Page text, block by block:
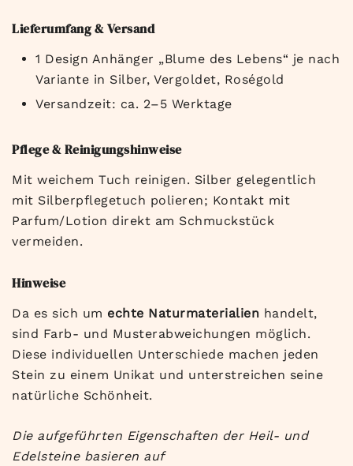
Lieferumfang & Versand
1 Design Anhänger „Blume des Lebens“ je nach
Variante in Silber, Vergoldet, Roségold
Versandzeit: ca. 2–5 Werktage
Pflege & Reinigungshinweise
Mit weichem Tuch reinigen. Silber gelegentlich
mit Silberpflegetuch polieren; Kontakt mit
Parfum/Lotion direkt am Schmuckstück
vermeiden.
Hinweise
Da es sich um echte Naturmaterialien handelt,
sind Farb- und Musterabweichungen möglich.
Diese individuellen Unterschiede machen jeden
Stein zu einem Unikat und unterstreichen seine
natürliche Schönheit.
Die aufgeführten Eigenschaften der Heil- und
Edelsteine basieren auf